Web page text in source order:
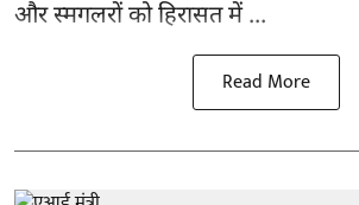
और स्मगलरों को हिरासत में ...
Read More